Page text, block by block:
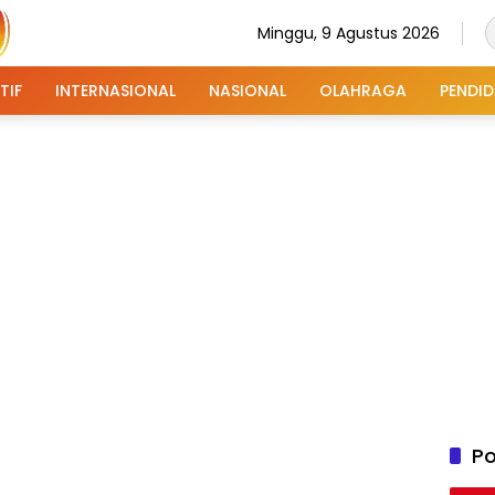
Minggu, 9 Agustus 2026
INTERNASIONAL NASIONAL OLAHRAGA